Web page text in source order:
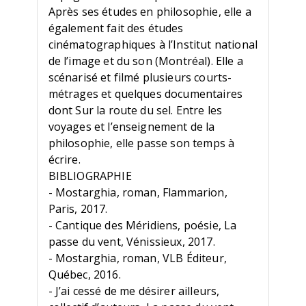
Après ses études en philosophie, elle a
également fait des études
cinématographiques à l’Institut national
de l’image et du son (Montréal). Elle a
scénarisé et filmé plusieurs courts-
métrages et quelques documentaires
dont Sur la route du sel. Entre les
voyages et l’enseignement de la
philosophie, elle passe son temps à
écrire.
BIBLIOGRAPHIE
- Mostarghia, roman, Flammarion,
Paris, 2017.
- Cantique des Méridiens, poésie, La
passe du vent, Vénissieux, 2017.
- Mostarghia, roman, VLB Éditeur,
Québec, 2016.
- J’ai cessé de me désirer ailleurs,